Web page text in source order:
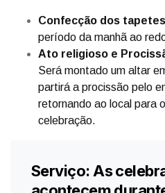
Confecção dos
período da manhã ao
Ato religioso e
Será montado um altar
partirá a procissão pelo
retornando ao local para
celebração.
Serviço: As